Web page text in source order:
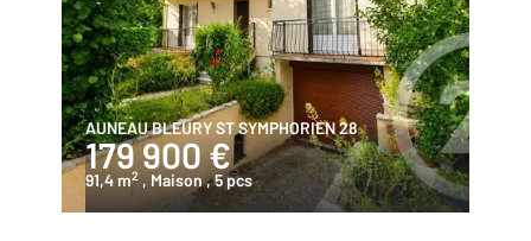
AUNEAU BLEURY ST SYMPHORIEN 28
179 900 €
91,4 m2 , Maison, 5 pcs